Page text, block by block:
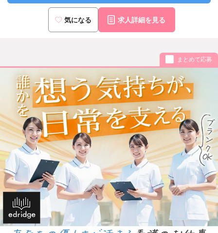
気になる 求人詳細を見る
まとめて応募